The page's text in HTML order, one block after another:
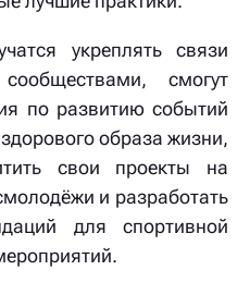
укреплять связи
смогут
по развитию событий
образа жизни,
свои проекты на
и разработать
для спортивной